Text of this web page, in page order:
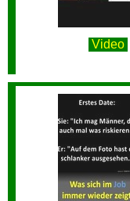
Video